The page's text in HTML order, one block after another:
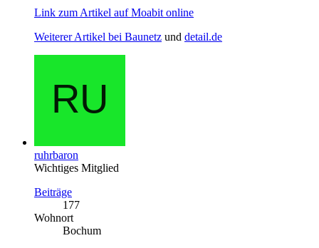
Link zum Artikel auf Moabit online
Weiterer Artikel bei Baunetz und detail.de
ruhrbaron
Wichtiges Mitglied
Beiträge
177
Wohnort
Bochum